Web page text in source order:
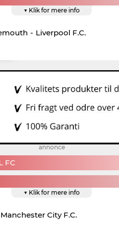
▼ Klik for mere info
- Liverpool F.C.
annonce
FC
▼ Klik for mere info
Manchester City F.C.